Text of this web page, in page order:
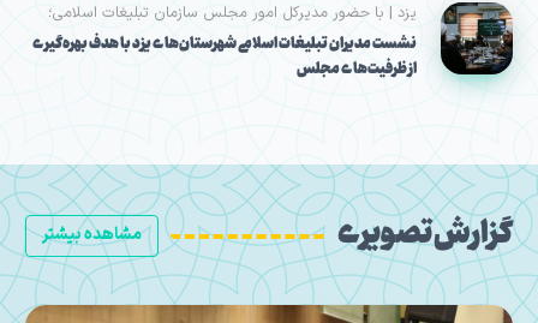
یزد | با حضور مدیرکل امور مجلس سازمان تبلیغات اسلامی؛
نشست مدیران تبلیغات اسلامی شهرستان‌های یزد با هدف بهره‌گیری
از ظرفیت‌های مجلس
مشاهده بیشتر گزارش تصویری